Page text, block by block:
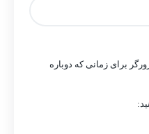
برای زمانی که دوباره